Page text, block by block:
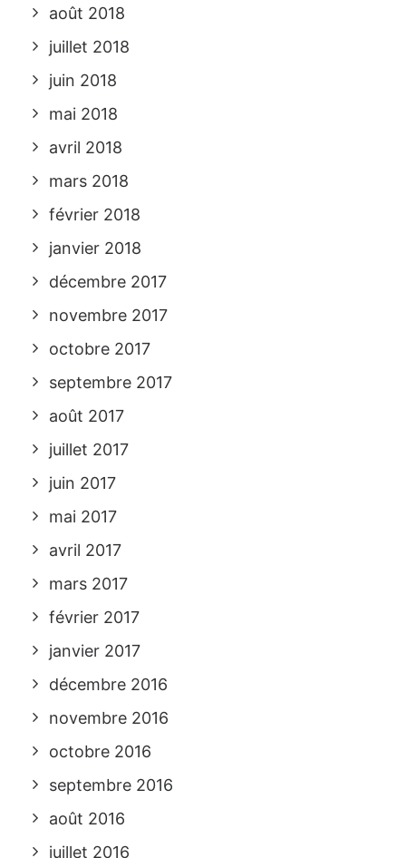
août 2018
juillet 2018
juin 2018
mai 2018
avril 2018
mars 2018
février 2018
janvier 2018
décembre 2017
novembre 2017
octobre 2017
septembre 2017
août 2017
juillet 2017
juin 2017
mai 2017
avril 2017
mars 2017
février 2017
janvier 2017
décembre 2016
novembre 2016
octobre 2016
septembre 2016
août 2016
juillet 2016